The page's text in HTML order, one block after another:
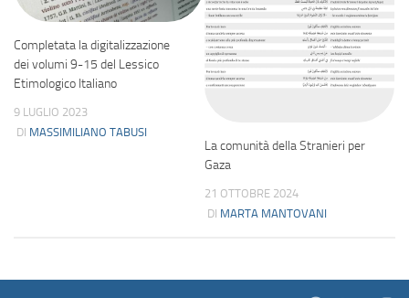
Completata la digitalizzazione
dei volumi 9-15 del Lessico
Etimologico Italiano
9 LUGLIO 2023
DI MASSIMILIANO TABUSI
La comunità della Stranieri per
Gaza
21 OTTOBRE 2024
DI MARTA MANTOVANI